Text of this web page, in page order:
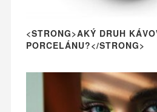
<STRONG>AKÝ DRUH
PORCELÁNU?</STRONG>